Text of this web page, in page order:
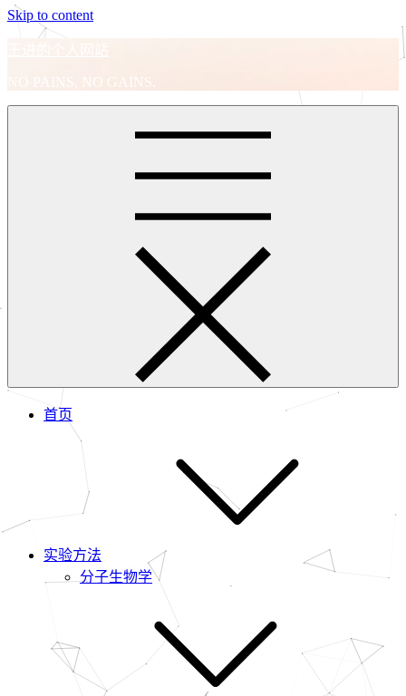
Skip to content
王进的个人网站
NO PAINS, NO GAINS.
首页
实验方法
分子生物学